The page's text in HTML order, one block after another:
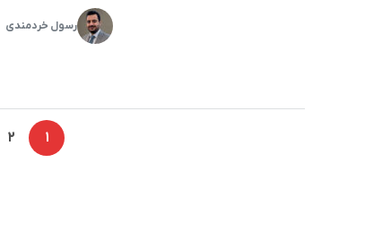
رسول خردمندی
1
2